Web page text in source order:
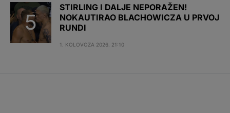
STIRLING I DALJE NEPORAŽEN!
NOKAUTIRAO BLACHOWICZA U PRVOJ
RUNDI
1. KOLOVOZA 2026. 21:10